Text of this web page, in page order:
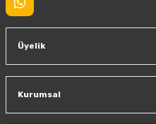
Üyelik
Kurumsal